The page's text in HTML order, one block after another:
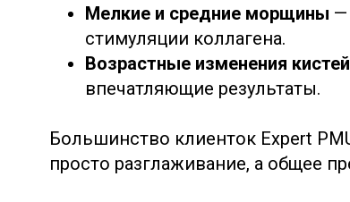
Мелкие и средние морщины —
стимуляции коллагена.
Возрастные изменения
впечатляющие результаты.
Большинство клиенток Expert
просто разглаживание, а общее